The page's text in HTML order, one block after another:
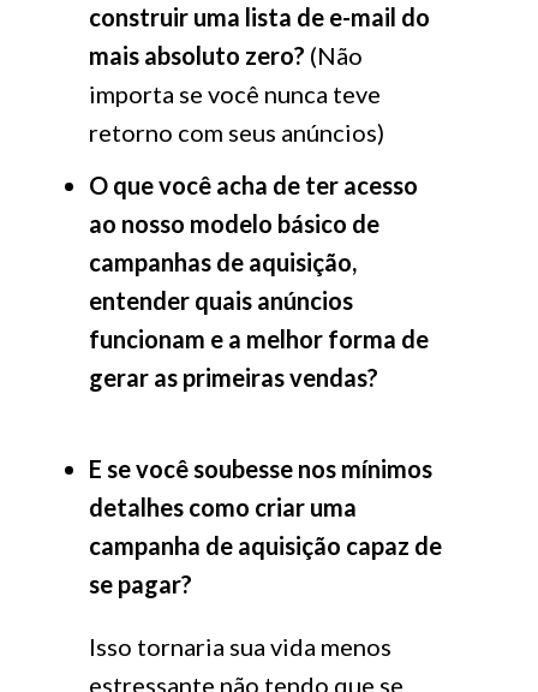
construir uma lista de e-mail do
mais absoluto zero? (Não
importa se você nunca teve
retorno com seus anúncios)
O que você acha de ter acesso
ao nosso modelo básico de
campanhas de aquisição,
entender quais anúncios
funcionam e a melhor forma de
gerar as primeiras vendas?
E se você soubesse nos mínimos
detalhes como criar uma
campanha de aquisição capaz de
se pagar?
Isso tornaria sua vida menos
estressante não tendo que se